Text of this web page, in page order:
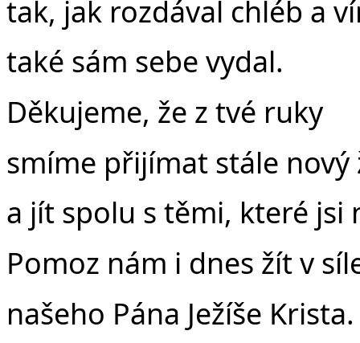
tak, jak rozdával chléb a
také sám sebe vydal.
Děkujeme, že z tvé ruky
smíme přijímat stále nový
a jít spolu s těmi, které jsi
Pomoz nám i dnes žít v
našeho Pána Ježíše Krista.